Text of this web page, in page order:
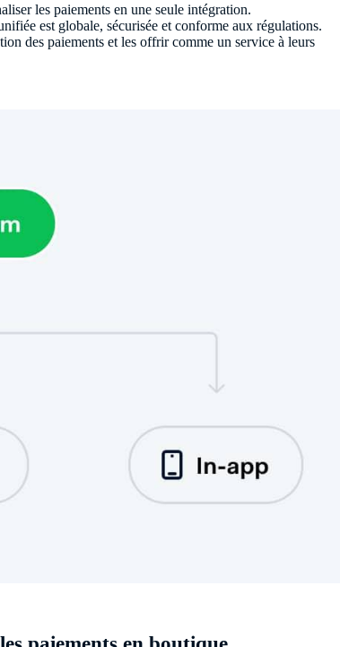
les paiements en une seule intégration.
est globale, sécurisée et conforme aux régulations.
des paiements et les offrir comme un service à leurs